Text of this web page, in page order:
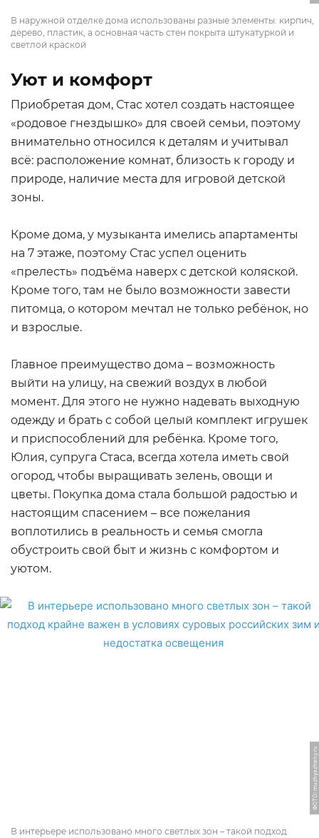
В наружной отделке дома использованы разные элементы: кирпич,
дерево, пластик, а основная часть стен покрыта штукатуркой и
светлой краской
Уют и комфорт
Приобретая дом, Стас хотел создать настоящее
«родовое гнездышко» для своей семьи, поэтому
внимательно относился к деталям и учитывал
всё: расположение комнат, близость к городу и
природе, наличие места для игровой детской
зоны.
Кроме дома, у музыканта имелись апартаменты
на 7 этаже, поэтому Стас успел оценить
«прелесть» подъёма наверх с детской коляской.
Кроме того, там не было возможности завести
питомца, о котором мечтал не только ребёнок, но
и взрослые.
Главное преимущество дома – возможность
выйти на улицу, на свежий воздух в любой
момент. Для этого не нужно надевать выходную
одежду и брать с собой целый комплект игрушек
и приспособлений для ребёнка. Кроме того,
Юлия, супруга Стаса, всегда хотела иметь свой
огород, чтобы выращивать зелень, овощи и
цветы. Покупка дома стала большой радостью и
настоящим спасением – все пожелания
воплотились в реальность и семья смогла
обустроить свой быт и жизнь с комфортом и
уютом.
ФОТО: muzhyazheny.ru
В интерьере использовано много светлых зон – такой подход